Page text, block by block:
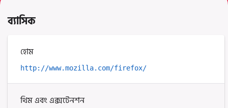
ব্যাসিক
হোম
http://www.mozilla.com/firefox/
থিম এবং এক্সটেনশন